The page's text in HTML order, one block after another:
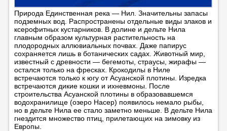
Природа Единственная река — Нил. Значительны запасы
подземных вод. Распространены отдельные виды злаков и
ксерофитных кустарников. В долине и дельте Нила
главным образом культурная растительность на
плодородных аллювиальных почвах. Даже папирус
сохраняется лишь в ботанических садах. Животный мир,
известный с древности — бегемоты, страусы, жирафы —
остался только на фресках. Крокодилы в Ниле
встречаются только к югу от Асуанской плотины. Изредка
встречаются дикие кошки и ихневмоны. После
строительства Асуанской плотины в образовавшемся
водохранилище (озеро Насер) появилось немало рыбы,
но в дельте Нила ее стало заметно меньше. В дельте Нила
гнездится множество птиц, прилетающих на зимовку из
Европы.